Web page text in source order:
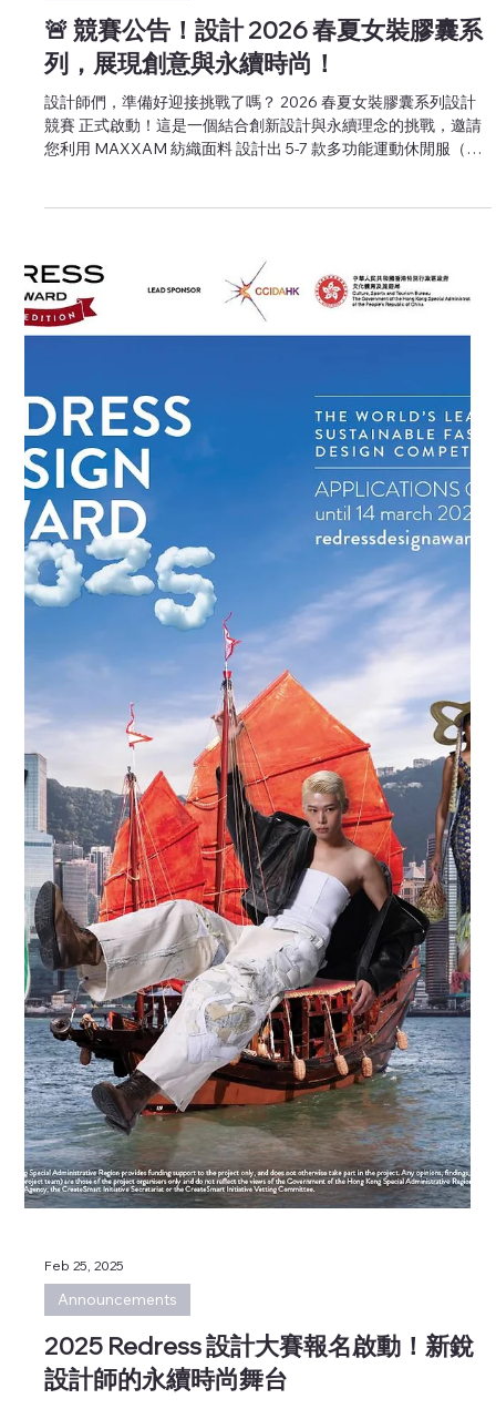
Feb 25, 2025
Announcements
🚨 競賽公告！設計 2026 春夏女裝膠囊系
列，展現創意與永續時尚！
設計師們，準備好迎接挑戰了嗎？ 2026 春夏女裝膠囊系列設計
競賽 正式啟動！這是一個結合創新設計與永續理念的挑戰，邀請
您利用 MAXXAM 紡織面料 設計出 5-7 款多功能運動休閒服（包
含泳裝），這些作品不僅要適合度假穿搭，更要符合永續時尚的
要求。 🏆 獎項設置 🌟...